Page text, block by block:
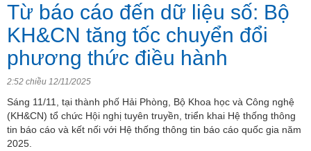
Từ báo cáo đến dữ liệu số: Bộ
KH&CN tăng tốc chuyển đổi
phương thức điều hành
2:52 chiều 12/11/2025
Sáng 11/11, tại thành phố Hải Phòng, Bộ Khoa học và Công nghệ
(KH&CN) tổ chức Hội nghị tuyên truyền, triển khai Hệ thống thông
tin báo cáo và kết nối với Hệ thống thông tin báo cáo quốc gia năm
2025.